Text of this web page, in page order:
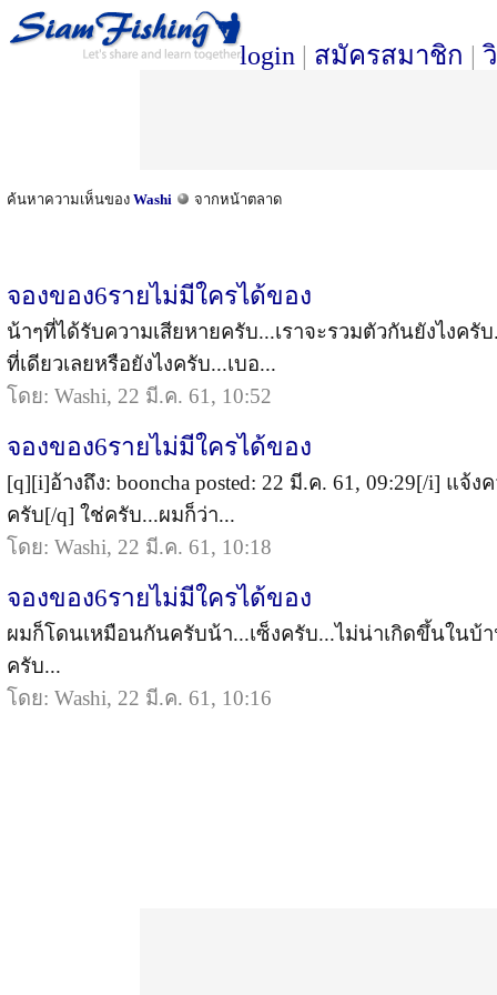
login | สมัครสมาชิก |
ค้นหาความเห็นของ Washi จากหน้าตลาด
จองของ6รายไม่มีใครได้ของ
น้าๆที่ได้รับความเสียหายครับ...เราจะรวมตัวกันยังไงครั
ที่เดียวเลยหรือยังไงครับ...เบอ...
โดย: Washi, 22 มี.ค. 61, 10:52
จองของ6รายไม่มีใครได้ของ
[q][i]อ้างถึง: booncha posted: 22 มี.ค. 61, 09:29[/i] แจ้ง
ครับ[/q] ใช่ครับ...ผมก็ว่า...
โดย: Washi, 22 มี.ค. 61, 10:18
จองของ6รายไม่มีใครได้ของ
ผมก็โดนเหมือนกันครับน้า...เซ็งครับ...ไม่น่าเกิดขึ้นในบ้
ครับ...
โดย: Washi, 22 มี.ค. 61, 10:16